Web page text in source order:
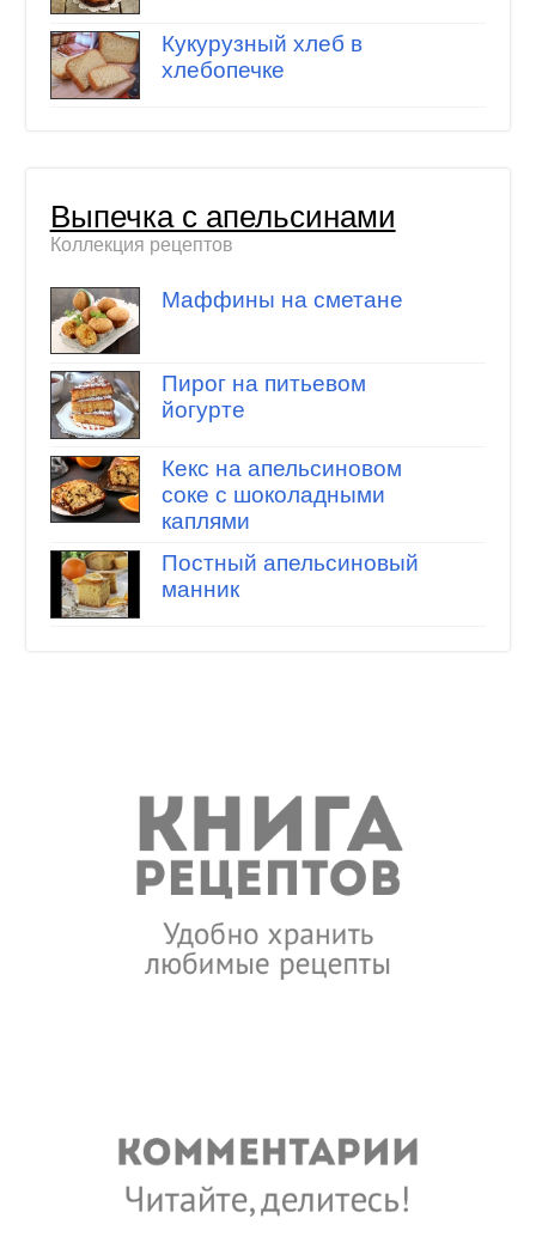
Кукурузный хлеб в
хлебопечке
Выпечка с апельсинами
Коллекция рецептов
Маффины на сметане
Пирог на питьевом
йогурте
Кекс на апельсиновом
соке с шоколадными
каплями
Постный апельсиновый
манник